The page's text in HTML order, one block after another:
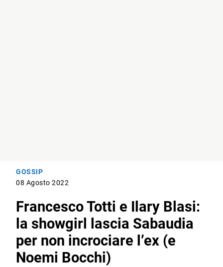
GOSSIP
08 Agosto 2022
Francesco Totti e Ilary Blasi:
la showgirl lascia Sabaudia
per non incrociare l’ex (e
Noemi Bocchi)